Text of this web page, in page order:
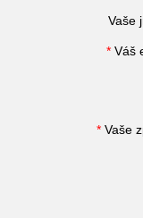
Vaše
* Váš
* Vaše